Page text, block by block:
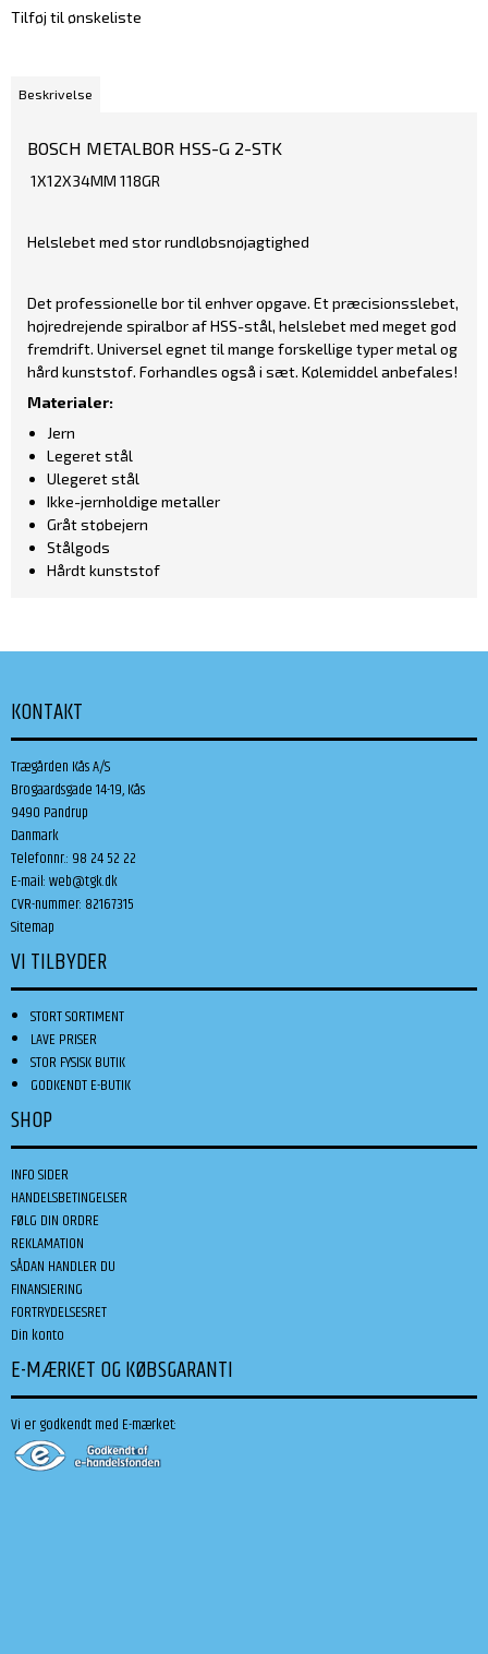
Tilføj til ønskeliste
Beskrivelse
BOSCH METALBOR HSS-G 2-STK
1X12X34MM 118GR
Helslebet med stor rundløbsnøjagtighed
Det professionelle bor til enhver opgave. Et præcisionsslebet,
højredrejende spiralbor af HSS-stål, helslebet med meget god
fremdrift. Universel egnet til mange forskellige typer metal og
hård kunststof. Forhandles også i sæt. Kølemiddel anbefales!
Materialer:
Jern
Legeret stål
Ulegeret stål
Ikke-jernholdige metaller
Gråt støbejern
Stålgods
Hårdt kunststof
KONTAKT
Trægården Kås A/S
Brogaardsgade 14-19, Kås
9490 Pandrup
Danmark
Telefonnr.: 98 24 52 22
E-mail:web@tgk.dk
CVR-nummer: 82167315
Sitemap
VI TILBYDER
STORT SORTIMENT
LAVE PRISER
STOR FYSISK BUTIK
GODKENDT E-BUTIK
SHOP
INFO SIDER
HANDELSBETINGELSER
FØLG DIN ORDRE
REKLAMATION
SÅDAN HANDLER DU
FINANSIERING
FORTRYDELSESRET
Din konto
E-MÆRKET OG KØBSGARANTI
Vi er godkendt med E-mærket: